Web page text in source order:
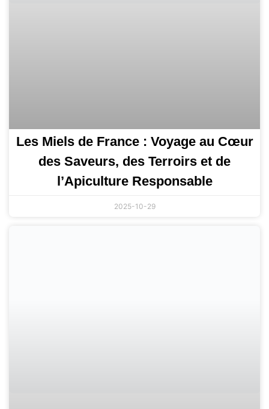
Les Miels de France : Voyage au Cœur
des Saveurs, des Terroirs et de
l’Apiculture Responsable
2025-10-29